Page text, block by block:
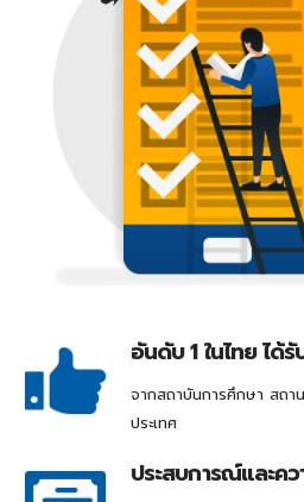
อันดับ 1 ในไทย ได้รั
จากสถาบันการศึกษา สถา
ประเทศ
ประสบการณ์และค